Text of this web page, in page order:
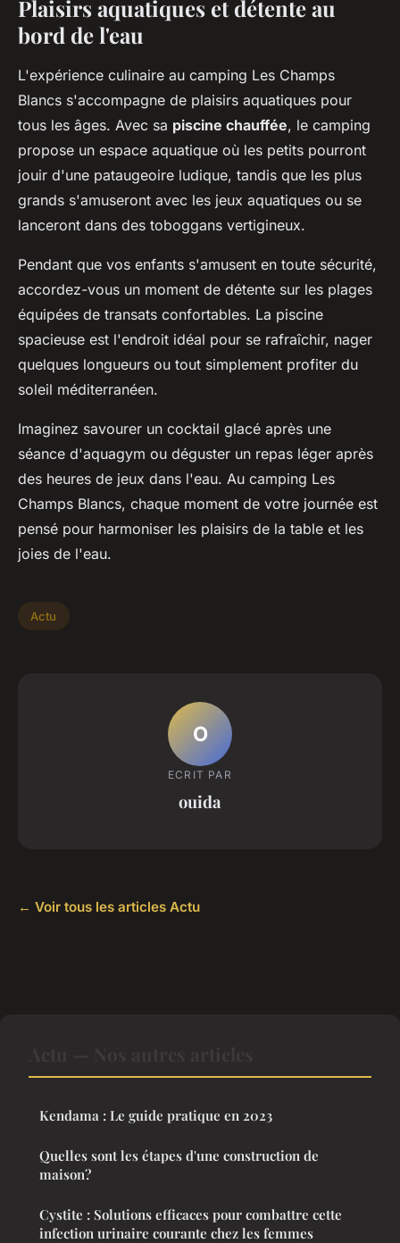
Plaisirs aquatiques et détente au
bord de l'eau
L'expérience culinaire au camping Les Champs
Blancs s'accompagne de plaisirs aquatiques pour
tous les âges. Avec sa piscine chauffée, le camping
propose un espace aquatique où les petits pourront
jouir d'une pataugeoire ludique, tandis que les plus
grands s'amuseront avec les jeux aquatiques ou se
lanceront dans des toboggans vertigineux.
Pendant que vos enfants s'amusent en toute sécurité,
accordez-vous un moment de détente sur les plages
équipées de transats confortables. La piscine
spacieuse est l'endroit idéal pour se rafraîchir, nager
quelques longueurs ou tout simplement profiter du
soleil méditerranéen.
Imaginez savourer un cocktail glacé après une
séance d'aquagym ou déguster un repas léger après
des heures de jeux dans l'eau. Au camping Les
Champs Blancs, chaque moment de votre journée est
pensé pour harmoniser les plaisirs de la table et les
joies de l'eau.
Actu
O
ECRIT PAR
ouida
← Voir tous les articles Actu
Kendama : Le guide pratique en 2023
Quelles sont les étapes d'une construction de
maison?
Cystite : Solutions efficaces pour combattre cette
infection urinaire courante chez les femmes